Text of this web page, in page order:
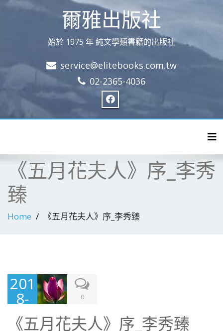
爾雅出版社
始於 1975 年 純文學類書籍的出版社
service@elitebooks.com.tw
02-2365-4036
《五月花夫人》序_李秀
臻
Home 《五月花夫人》序_李秀臻
201
8-
07-
0
《五月花夫人》序_李秀臻